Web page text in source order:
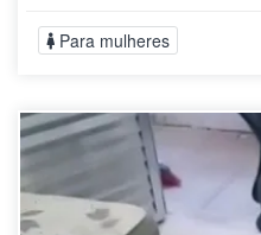
Para mulheres